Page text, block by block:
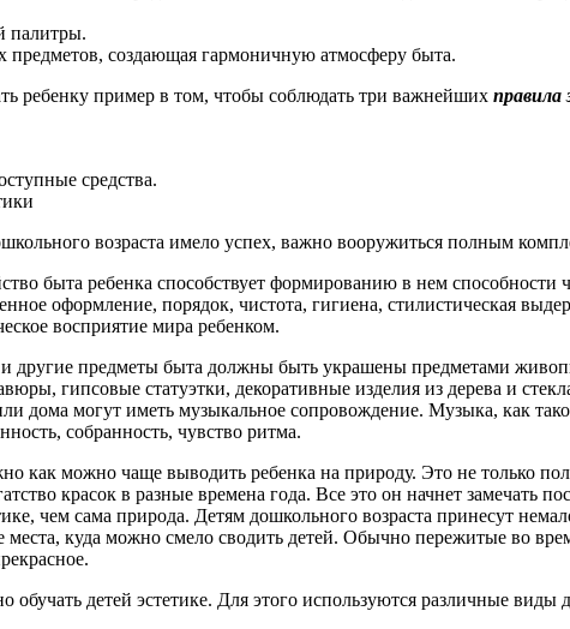
палитры.
предметов, создающая гармоничную атмосферу быта.
ребенку пример в том, чтобы соблюдать три важнейших правила
средства.
возраста имело успех, важно вооружиться полным
быта ребенка способствует формированию в нем способности
оформление, порядок, чистота, гигиена, стилистическая
восприятие мира ребенком.
другие предметы быта должны быть украшены предметами
гипсовые статуэтки, декоративные изделия из дерева и
дома могут иметь музыкальное сопровождение. Музыка, как
собранность, чувство ритма.
как можно чаще выводить ребенка на природу. Это не только
красок в разные времена года. Все это он начнет
чем сама природа. Детям дошкольного возраста принесут
места, куда можно смело сводить детей. Обычно пережитые во
детей эстетике. Для этого используются различные